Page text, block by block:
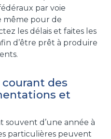
par voie
même pour de
les délais et faites les
d’être prêt à produire
courant des
et
souvent d’une année à
particulières peuvent